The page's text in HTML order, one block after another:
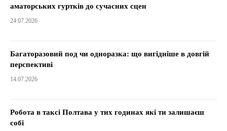
аматорських гуртків до сучасних сцен
24.07.2026
Багаторазовий под чи одноразка: що вигідніше в довгій
перспективі
14.07.2026
Робота в таксі Полтава у тих годинах які ти залишаєш
собі